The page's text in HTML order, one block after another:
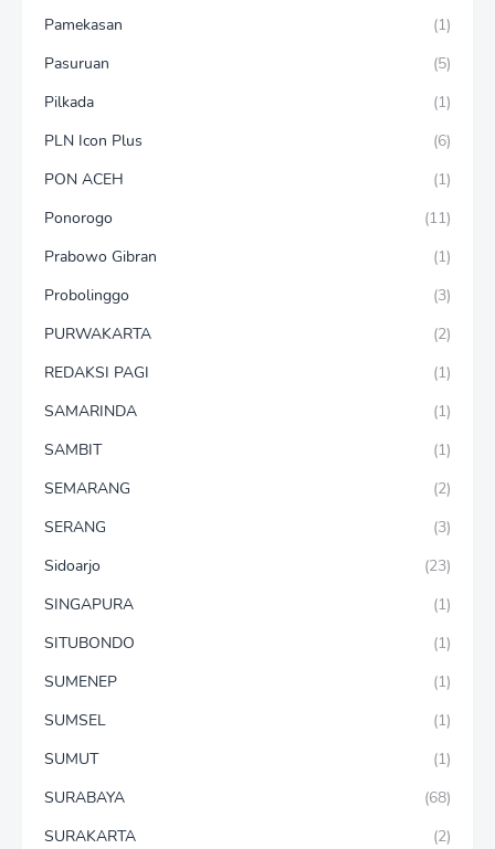
Pamekasan
(1)
Pasuruan
(5)
Pilkada
(1)
PLN Icon Plus
(6)
PON ACEH
(1)
Ponorogo
(11)
Prabowo Gibran
(1)
Probolinggo
(3)
PURWAKARTA
(2)
REDAKSI PAGI
(1)
SAMARINDA
(1)
SAMBIT
(1)
SEMARANG
(2)
SERANG
(3)
Sidoarjo
(23)
SINGAPURA
(1)
SITUBONDO
(1)
SUMENEP
(1)
SUMSEL
(1)
SUMUT
(1)
SURABAYA
(68)
SURAKARTA
(2)